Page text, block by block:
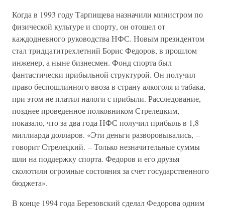
Когда в 1993 году Тарпищева назначили министром по
физической культуре и спорту, он отошел от
каждодневного руководства НФС. Новым президентом
стал тридцатитрехлетний Борис Федоров, в прошлом
инженер, а ныне бизнесмен. Фонд спорта был
фантастически прибыльной структурой. Он получил
право беспошлинного ввоза в страну алкоголя и табака,
при этом не платил налоги с прибыли. Расследование,
позднее проведенное полковником Стрелецким,
показало, что за два года НФС получил прибыль в 1,8
миллиарда долларов. «Эти деньги разворовывались, –
говорит Стрелецкий. – Только незначительные суммы
шли на поддержку спорта. Федоров и его друзья
сколотили огромные состояния за счет государственного
бюджета».
В конце 1994 года Березовский сделал Федорова одним